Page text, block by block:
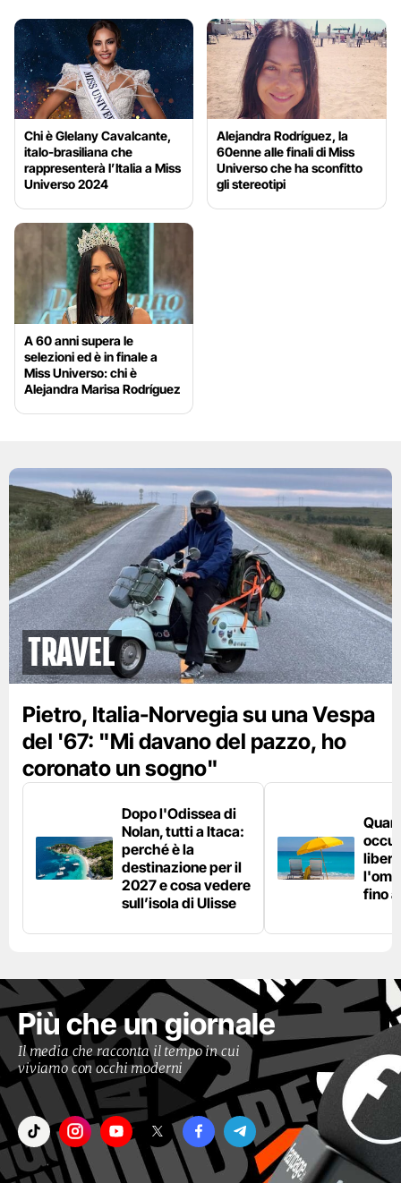
Chi è Glelany Cavalcante,
italo-brasiliana che
rappresenterà l’Italia a Miss
Universo 2024
Alejandra Rodríguez, la
60enne alle finali di Miss
Universo che ha sconfitto
gli stereotipi
A 60 anni supera le
selezioni ed è in finale a
Miss Universo: chi è
Alejandra Marisa Rodríguez
Travel
Pietro, Italia-Norvegia su una Vespa
del '67: "Mi davano del pazzo, ho
coronato un sogno"
Dopo l'Odissea di
Nolan, tutti a Itaca:
perché è la
destinazione per il
2027 e cosa vedere
sull’isola di Ulisse
fino
Più che un giornale
Il media che racconta il tempo in cui
viviamo con occhi moderni